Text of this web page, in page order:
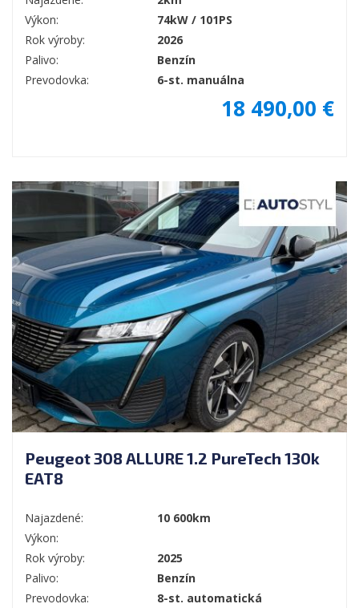
Výkon:
74kW / 101PS
Rok výroby:
2026
Palivo:
Benzín
Prevodovka:
6-st. manuálna
18 490,00 €
Peugeot 308 ALLURE 1.2 PureTech 130k
EAT8
Najazdené:
10 600km
Výkon:
Rok výroby:
2025
Palivo:
Benzín
Prevodovka:
8-st. automatická